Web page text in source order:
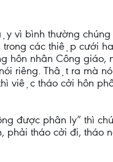
bình thường chúng
trong các thiệp cưới
hôn nhân Công giáo,
riêng. Thật ra mà
việc tháo cởi hôn
được phân ly” thì
phải tháo cởi đi, tháo